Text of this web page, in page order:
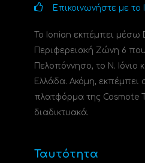
Επικοινωνήστε με το
Το Ionian εκπέμπει μέσω
Περιφερειακή Ζώνη 6
Πελοπόννησο, το N. Ιόνιο
Ελλάδα. Ακόμη, εκπέμπει
πλατφόρμα της Cosmote
διαδικτυακά.
Ταυτότητα